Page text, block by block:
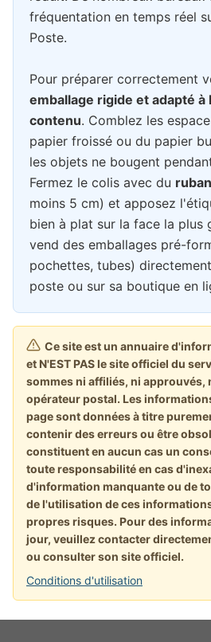
fréquentation en temps réel
Poste.
Pour préparer correctement
emballage rigide et adapté à
contenu. Comblez les
papier froissé ou du papier
les objets ne bougent
Fermez le colis avec du
moins 5 cm) et apposez
bien à plat sur la face la plus
vend des emballages pré-
pochettes, tubes)
poste ou sur sa boutique en
Ce site est un annuaire
et N'EST PAS le site officiel du
sommes ni affiliés, ni approuvés,
opérateur postal. Les
page sont données à titre
contenir des erreurs ou être
constituent en aucun cas un
toute responsabilité en cas
d'information manquante ou de
de l'utilisation de ces
propres risques. Pour des
jour, veuillez contacter
ou consulter son site officiel.
Conditions d'utilisation